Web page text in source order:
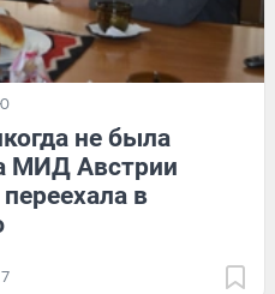
не была
МИД Австрии
в
7